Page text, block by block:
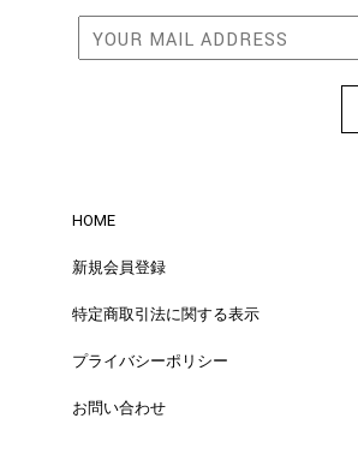
HOME
新規会員登録
特定商取引法に関する表示
プライバシーポリシー
お問い合わせ